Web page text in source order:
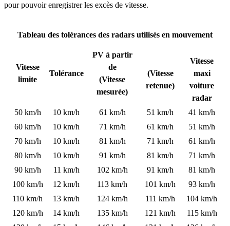
pour pouvoir enregistrer les excès de vitesse.
Tableau des tolérances des radars utilisés en mouvement
Vitesse
limite
Tolérance
PV à partir
de
(Vitesse
mesurée)
(Vitesse
retenue)
Vitesse
maxi
voiture
radar
50 km/h
10 km/h 61 km/h 51 km/h
41 km/h
60 km/h
10 km/h 71 km/h 61 km/h
51 km/h
70 km/h
10 km/h 81 km/h 71 km/h
61 km/h
80 km/h
10 km/h 91 km/h 81 km/h
71 km/h
90 km/h
11 km/h 102 km/h 91 km/h
81 km/h
100 km/h
12 km/h 113 km/h 101 km/h
93 km/h
110 km/h
13 km/h 124 km/h 111 km/h
104 km/h
120 km/h
14 km/h 135 km/h 121 km/h
115 km/h